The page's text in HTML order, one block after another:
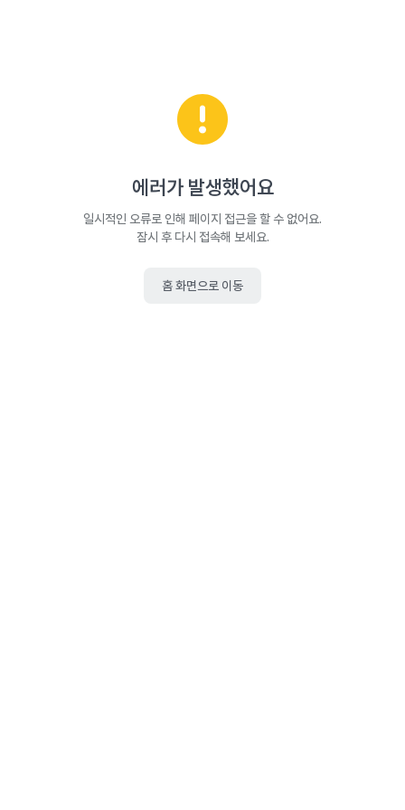
에러가 발생했어요
일시적인 오류로 인해 페이지 접근을 할 수 없어요.
잠시 후 다시 접속해 보세요.
홈 화면으로 이동